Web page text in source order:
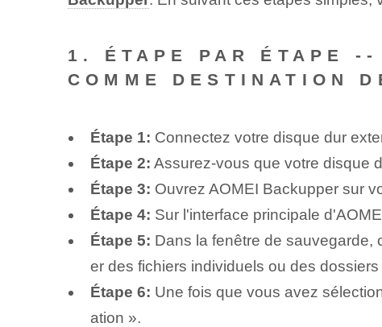
1. ÉTAPE PAR ÉTAPE --
COMME DESTINATION
Étape 1: Connectez votre disque dur
Étape 2: Assurez-vous que votre disque
Étape 3: Ouvrez AOMEI Backupper sur
Étape 4: Sur l'interface principale
Étape 5: Dans la fenêtre de sauvegarde,
er des fichiers individuels ou des
Étape 6: Une fois que vous avez
ation ».